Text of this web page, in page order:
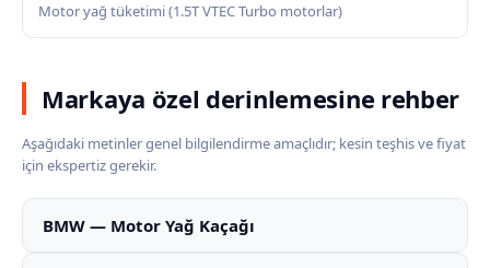
Motor yağ tüketimi (1.5T VTEC Turbo motorlar)
Markaya özel derinlemesine rehber
Aşağıdaki metinler genel bilgilendirme amaçlıdır; kesin teşhis ve fiyat
için ekspertiz gerekir.
BMW — Motor Yağ Kaçağı